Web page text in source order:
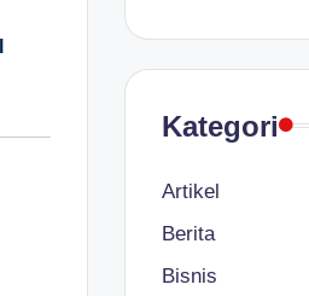
Kategori
Artikel
Berita
Bisnis